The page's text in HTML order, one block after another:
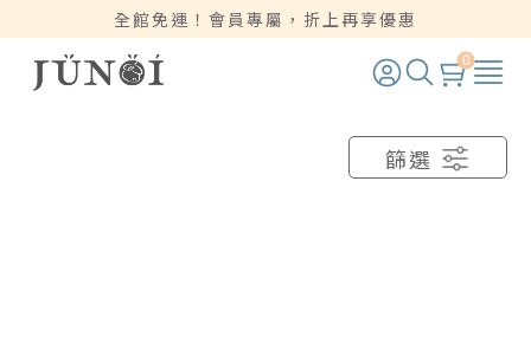
全館免運！會員專屬，折上再享優惠
0
篩選